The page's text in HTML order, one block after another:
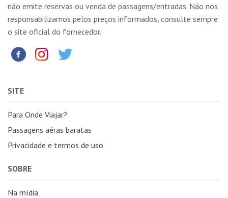
não emite reservas ou venda de passagens/entradas. Não nos
responsabilizamos pelos preços informados, consulte sempre
o site oficial do fornecedor.
SITE
Para Onde Viajar?
Passagens aéras baratas
Privacidade e termos de uso
SOBRE
Na mídia